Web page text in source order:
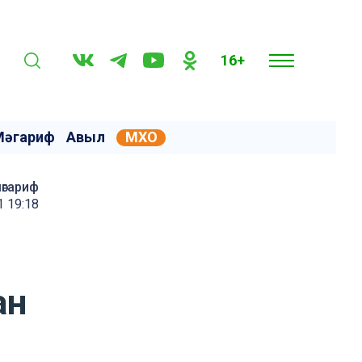
16+
Авыл МХО
19:18